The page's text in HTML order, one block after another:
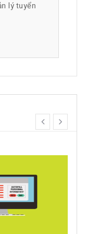
lý tuyển
prev
next